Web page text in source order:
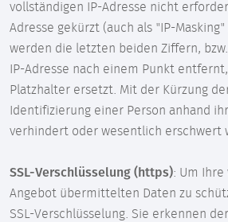
vollständigen IP-Adresse nicht
Adresse gekürzt (auch als "IP-
werden die letzten beiden Ziffern,
IP-Adresse nach einem Punkt
Platzhalter ersetzt. Mit der Kürzung
Identifizierung einer Person anhand
verhindert oder wesentlich erschwert
SSL-Verschlüsselung (https): Um Ihre
Angebot übermittelten Daten zu
SSL-Verschlüsselung. Sie erkennen